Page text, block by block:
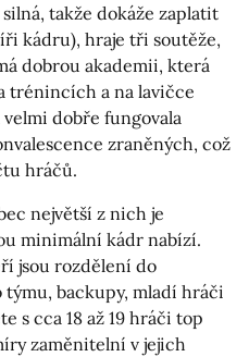
takže dokáže zaplatit
kádru), hraje tři soutěže,
dobrou akademii, která
trénincích a na lavičce
dobře fungovala
zraněných, což
hráčů.
největší z nich je
minimální kádr nabízí.
jsou rozdělení do
backupy, mladí hráči
s cca 18 až 19 hráči top
zaměnitelní v jejich